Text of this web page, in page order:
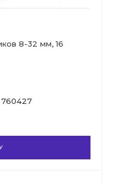
8-32 мм, 16
760427